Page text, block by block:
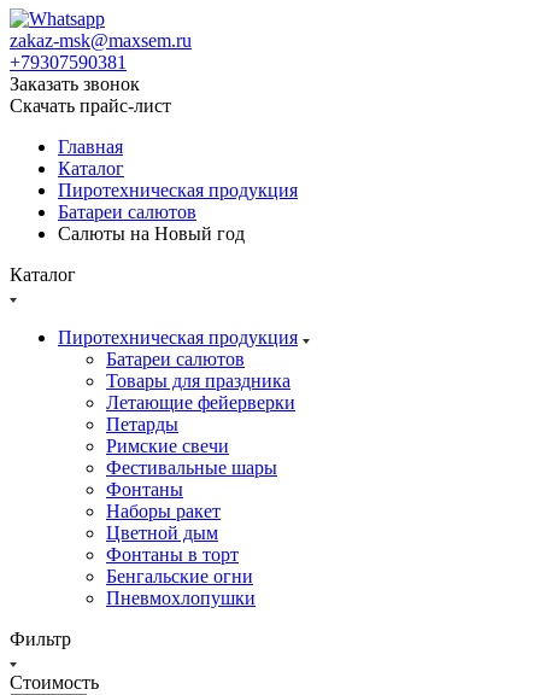
zakaz-msk@maxsem.ru
+79307590381
Заказать звонок
Скачать прайс-лист
Главная
Каталог
Пиротехническая продукция
Батареи салютов
Салюты на Новый год
Каталог
Пиротехническая продукция
Батареи салютов
Товары для праздника
Летающие фейерверки
Петарды
Римские свечи
Фестивальные шары
Фонтаны
Наборы ракет
Цветной дым
Фонтаны в торт
Бенгальские огни
Пневмохлопушки
Фильтр
Стоимость